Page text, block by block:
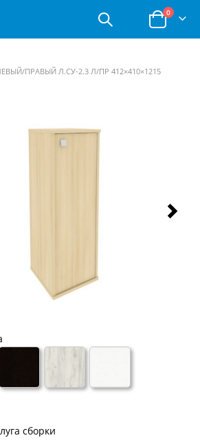
Корзина
0позиции
ПРАВЫЙ Л.СУ-2.3 Л/ПР 412×410×1215
сборки